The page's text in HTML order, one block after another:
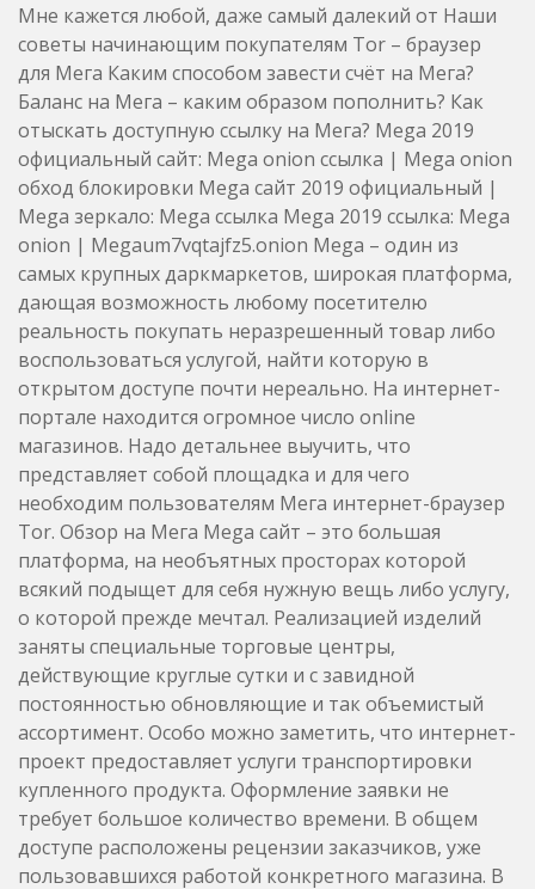
Мне кажется любой, даже самый далекий от Наши
советы начинающим покупателям Tor – браузер
для Мега Каким способом завести счёт на Мега?
Баланс на Мега – каким образом пополнить? Как
отыскать доступную ссылку на Мега? Mega 2019
официальный сайт: Mega onion ссылка | Mega onion
обход блокировки Mega сайт 2019 официальный |
Mega зеркало: Mega ссылка Mega 2019 ссылка: Mega
onion | Megaum7vqtajfz5.onion Mega – один из
самых крупных даркмаркетов, широкая платформа,
дающая возможность любому посетителю
реальность покупать неразрешенный товар либо
воспользоваться услугой, найти которую в
открытом доступе почти нереально. На интернет-
портале находится огромное число online
магазинов. Надо детальнее выучить, что
представляет собой площадка и для чего
необходим пользователям Мега интернет-браузер
Tor. Обзор на Мега Mega сайт – это большая
платформа, на необъятных просторах которой
всякий подыщет для себя нужную вещь либо услугу,
о которой прежде мечтал. Реализацией изделий
заняты специальные торговые центры,
действующие круглые сутки и с завидной
постоянностью обновляющие и так объемистый
ассортимент. Особо можно заметить, что интернет-
проект предоставляет услуги транспортировки
купленного продукта. Оформление заявки не
требует большое количество времени. В общем
доступе расположены рецензии заказчиков, уже
пользовавшихся работой конкретного магазина. В